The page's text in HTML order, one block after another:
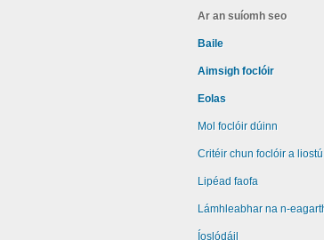
Ar an suíomh seo
Baile
Aimsigh foclóir
Eolas
Mol foclóir dúinn
Critéir chun foclóir a liostú
Lipéad faofa
Lámhleabhar na n-
Íoslódáil